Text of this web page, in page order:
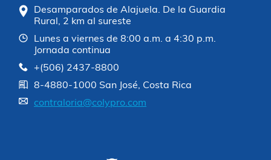
Desamparados de Alajuela. De la Guardia
Rural, 2 km al sureste
Lunes a viernes de 8:00 a.m. a 4:30 p.m.
Jornada continua
+(506) 2437-8800
8-4880-1000 San José, Costa Rica
contraloria@colypro.com